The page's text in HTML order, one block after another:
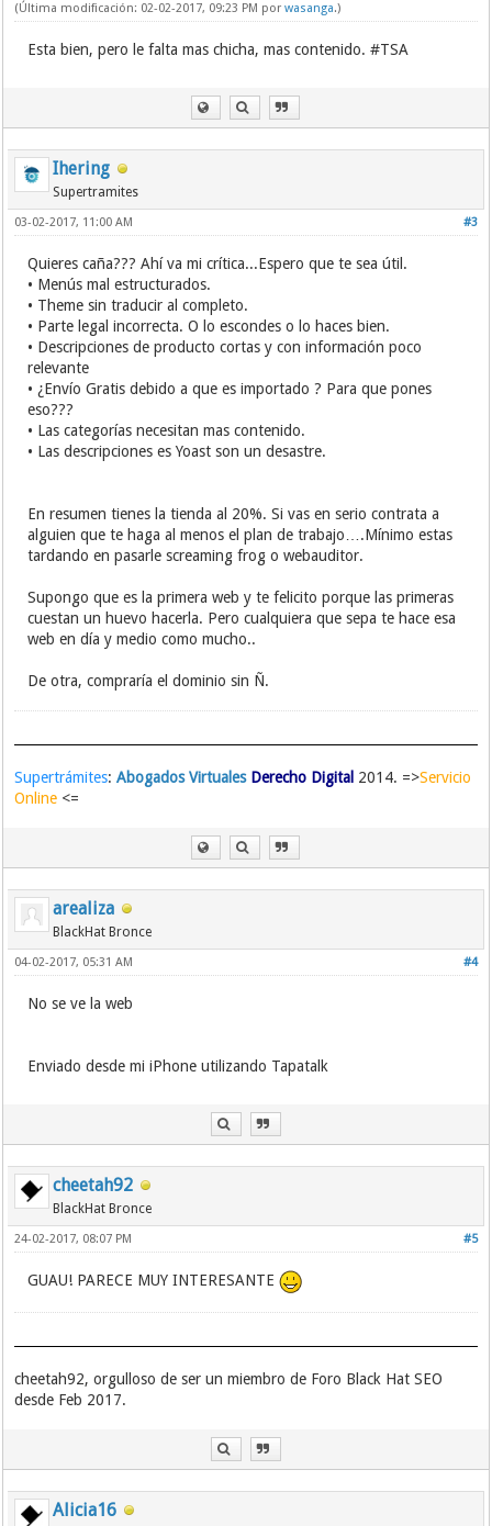
(Última modificación: 02-02-2017, 09:23 PM porwasanga.)
Esta bien, pero le falta mas chicha, mas contenido. #TSA
Ihering
Supertramites
#3
03-02-2017, 11:00 AM
Quieres caña??? Ahí va mi crítica...Espero que te sea útil.
• Menús mal estructurados.
• Theme sin traducir al completo.
• Parte legal incorrecta. O lo escondes o lo haces bien.
• Descripciones de producto cortas y con información poco
relevante
• ¿Envío Gratis debido a que es importado ? Para que pones
eso???
• Las categorías necesitan mas contenido.
• Las descripciones es Yoast son un desastre.
En resumen tienes la tienda al 20%. Si vas en serio contrata a
alguien que te haga al menos el plan de trabajo….Mínimo estas
tardando en pasarle screaming frog o webauditor.
Supongo que es la primera web y te felicito porque las primeras
cuestan un huevo hacerla. Pero cualquiera que sepa te hace esa
web en día y medio como mucho..
De otra, compraría el dominio sin Ñ.
Supertrámites: Abogados VirtualesDerecho Digital 2014. =>Servicio
Online <=
arealiza
BlackHat Bronce
#4
04-02-2017, 05:31 AM
No se ve la web
Enviado desde mi iPhone utilizando Tapatalk
cheetah92
BlackHat Bronce
#5
24-02-2017, 08:07 PM
GUAU! PARECE MUY INTERESANTE
cheetah92, orgulloso de ser un miembro de Foro Black Hat SEO
desde Feb 2017.
Alicia16